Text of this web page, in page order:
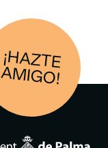
¡HAZTE
AM
IGO!